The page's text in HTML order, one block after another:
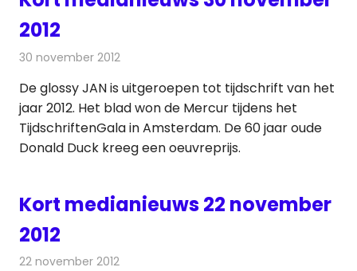
2012
30 november 2012
De glossy JAN is uitgeroepen tot tijdschrift van het
jaar 2012. Het blad won de Mercur tijdens het
TijdschriftenGala in Amsterdam. De 60 jaar oude
Donald Duck kreeg een oeuvreprijs.
Kort medianieuws 22 november
2012
22 november 2012